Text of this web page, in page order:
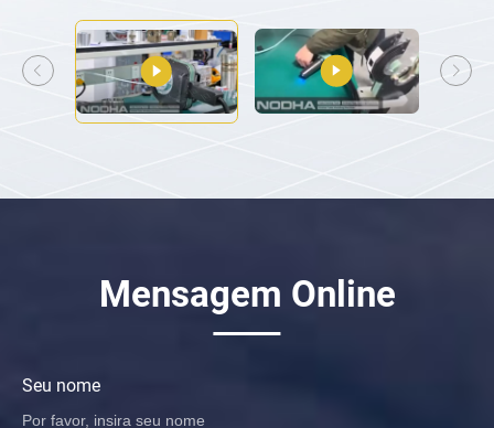
Mensagem Online
Seu nome